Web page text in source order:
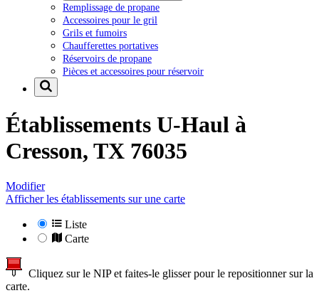
Remplissage de propane
Accessoires pour le gril
Grils et fumoirs
Chaufferettes portatives
Réservoirs de propane
Pièces et accessoires pour réservoir
Établissements U-Haul à
Cresson, TX 76035
Modifier
Afficher les établissements sur une carte
Liste
Carte
Cliquez sur le NIP et faites-le glisser pour le repositionner sur la
carte.